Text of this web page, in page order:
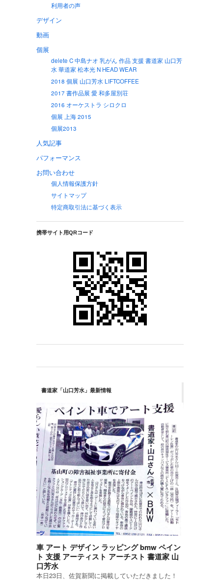
利用者の声
デザイン
動画
個展
delete C 中島ナオ 乳がん 作品 支援 書道家 山口芳
水 華道家 松本光 N HEAD WEAR
2018 個展 山口芳水 LIFTCOFFEE
2017 書作品展 愛 和多屋別荘
2016 オーケストラ シロクロ
個展 上海 2015
個展2013
人気記事
パフォーマンス
お問い合わせ
個人情報保護方針
サイトマップ
特定商取引法に基づく表示
携帯サイト用QRコード
書道家「山口芳水」最新情報
車 アート デザイン ラッピング bmw ペイン
ト 支援 アーティスト アーチスト 書道家 山
口芳水
本日23日、佐賀新聞に掲載していただきました！